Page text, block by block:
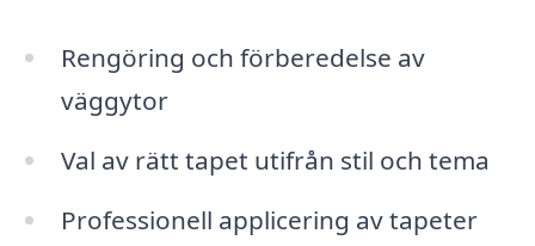
Rengöring och förberedelse av
väggytor
Val av rätt tapet utifrån stil och tema
Professionell applicering av tapeter